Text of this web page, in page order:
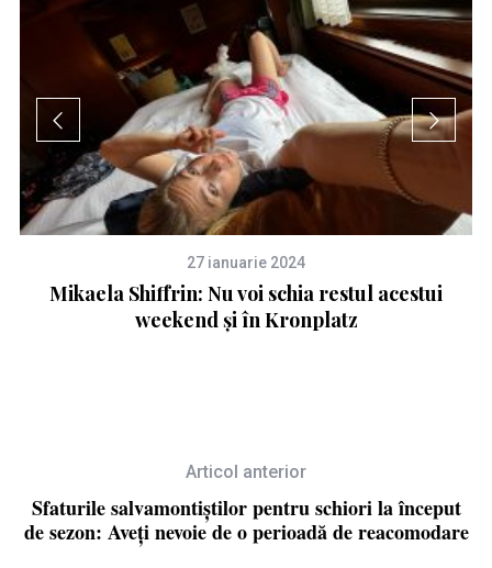
27 ianuarie 2024
Mikaela Shiffrin: Nu voi schia restul acestui
weekend și în Kronplatz
Articol anterior
Sfaturile salvamontiștilor pentru schiori la început
de sezon: Aveți nevoie de o perioadă de reacomodare